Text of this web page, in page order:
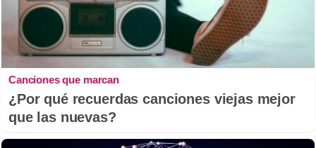
Canciones que marcan
¿Por qué recuerdas canciones viejas mejor
que las nuevas?